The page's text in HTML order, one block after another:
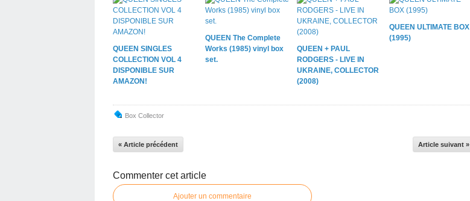
QUEEN SINGLES
COLLECTION VOL 4
DISPONIBLE SUR
AMAZON!
QUEEN The Complete
Works (1985) vinyl box
set.
QUEEN + PAUL
RODGERS - LIVE IN
UKRAINE, COLLECTOR
(2008)
QUEEN ULTIMATE BOX
(1995)
Box Collector
« Article précédent Article suivant »
Commenter cet article
Ajouter un commentaire